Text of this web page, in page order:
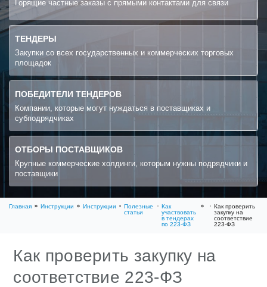
Горящие частные заказы с прямыми контактами для связи
ТЕНДЕРЫ
Закупки со всех государственных и коммерческих торговых
площадок
ПОБЕДИТЕЛИ ТЕНДЕРОВ
Компании, которые могут нуждаться в поставщиках и
субподрядчиках
ОТБОРЫ ПОСТАВЩИКОВ
Крупные коммерческие холдинги, которым нужны подрядчики и
поставщики
Главная Инструкции Инструкции
Полезные
статьи
Как
участвовать
в тендерах
по 223-ФЗ
Как проверить
закупку на
соответствие
223-ФЗ
Как проверить закупку на
соответствие 223-ФЗ